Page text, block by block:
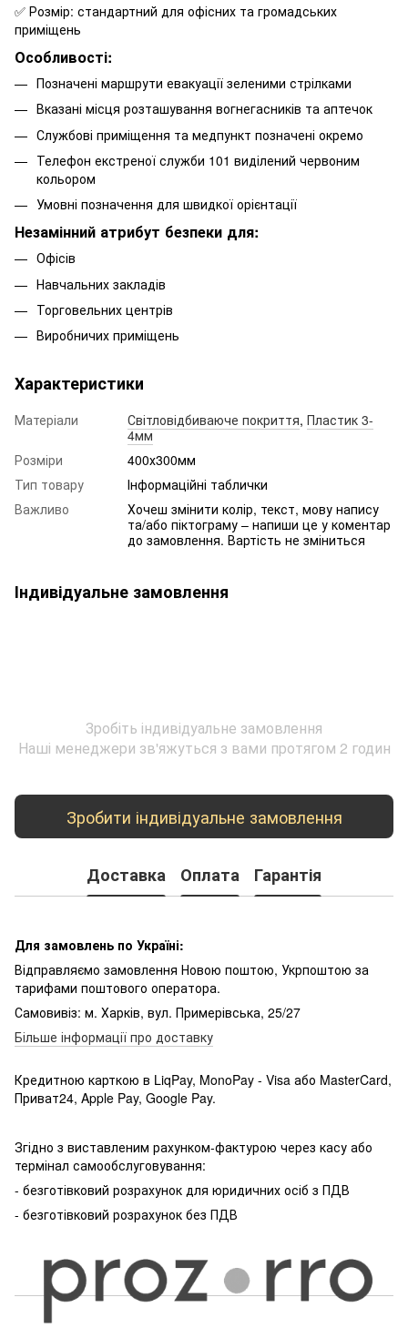
✅ Розмір: стандартний для офісних та громадських
приміщень
Особливості:
Позначені маршрути евакуації зеленими стрілками
Вказані місця розташування вогнегасників та аптечок
Службові приміщення та медпункт позначені окремо
Телефон екстреної служби 101 виділений червоним
кольором
Умовні позначення для швидкої орієнтації
Незамінний атрибут безпеки для:
Офісів
Навчальних закладів
Торговельних центрів
Виробничих приміщень
Характеристики
Матеріали Світловідбиваюче покриття, Пластик 3-
4мм
Розміри
400х300мм
Тип товару
Інформаційні таблички
Важливо
Хочеш змінити колір, текст, мову напису
та/або піктограму – напиши це у коментар
до замовлення. Вартість не зміниться
Індивідуальне замовлення
Зробіть індивідуальне замовлення
Наші менеджери зв'яжуться з вами протягом 2 годин
Зробити індивідуальне замовлення
Доставка Оплата Гарантія
Для замовлень по Україні:
Відправляємо замовлення Новою поштою, Укрпоштою за
тарифами поштового оператора.
Самовивіз: м. Харків, вул. Примерівська, 25/27
Більше інформації про доставку
Кредитною карткою в LiqPay, MonoPay - Visa або MasterCard,
Приват24, Apple Pay, Google Pay.
Згідно з виставленим рахунком-фактурою через касу або
термінал самообслуговування:
- безготівковий розрахунок для юридичних осіб з ПДВ
- безготівковий розрахунок без ПДВ